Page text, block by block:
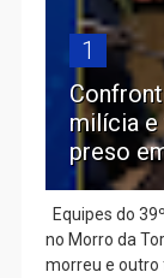
1
milícia
preso
Equipes do
no Morro da
morreu e outro